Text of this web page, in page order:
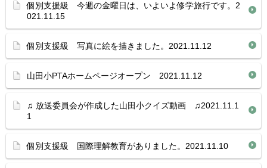
個別支援級 今週の金曜日は、いよいよ修学旅行です。2
021.11.15
個別支援級 写真に絵を描きました。2021.11.12
山田小PTAホームページオープン 2021.11.12
♫ 放送委員会が作成した山田小クイズ動画 ♫2021.11.1
1
個別支援級 国際理解教育がありました。2021.11.10